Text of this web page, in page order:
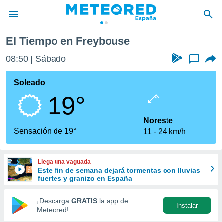
de
por
que se
calidad.
a este
las
y
forma
digital
basada
El Tiempo en Freybouse
08:50 Sábado ...
Soleado
19°
Sensación de 19°
Noreste
11
24 km/h
Llega una vaguada
Este fin de semana dejará tormentas con lluvias
fuertes y granizo en España
¡Descarga GRATIS la app de
Meteored!
Instalar